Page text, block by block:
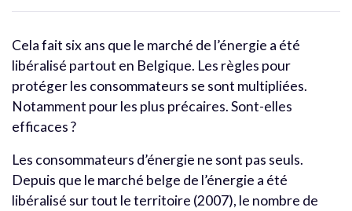
Cela fait six ans que le marché de l’énergie a été
libéralisé partout en Belgique. Les règles pour
protéger les consommateurs se sont multipliées.
Notamment pour les plus précaires. Sont-elles
efficaces ?
Les consommateurs d’énergie ne sont pas seuls.
Depuis que le marché belge de l’énergie a été
libéralisé sur tout le territoire (2007), le nombre de